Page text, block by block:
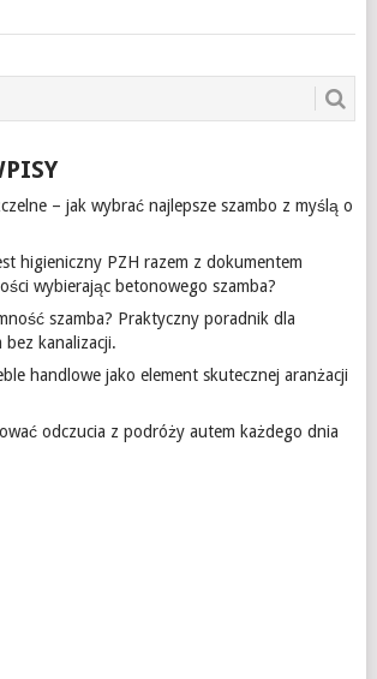
– jak wybrać najlepsze szambo z myślą o
higieniczny PZH razem z dokumentem
wybierając betonowego szamba?
szamba? Praktyczny poradnik dla
bez kanalizacji.
handlowe jako element skutecznej aranżacji
odczucia z podróży autem każdego dnia